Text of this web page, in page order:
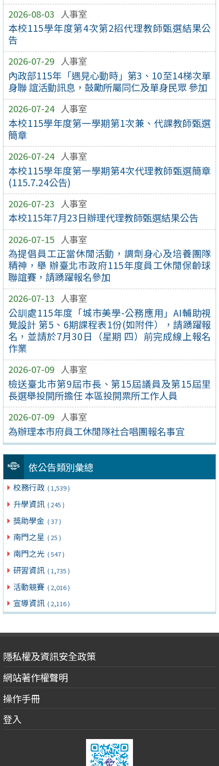
2026-08-03 人事室
本校115學年度第4次第2招代理教師甄選結果公
告
2026-07-29 人事室
內政部115年「遇見心動時」第3、10至14梯次單
身聯 誼活動訊息，鼓勵所屬同仁及單身民眾 參加
2026-07-24 人事室
本校115學年度第一學期第1次兼、代課教師甄選
簡章
2026-07-24 人事室
本校115學年度第一學期第4次代理教師甄選簡章
(115.7.24公告)
2026-07-23 人事室
本校115年7月23日辦理代理教師甄選結果公告
2026-07-15 人事室
為提倡員工正當休閒活動，調劑身心及培養團隊
精神，舉 辦臺北市政府115年度員工休閒保齡球
聯誼賽，請踴躍報名參加
2026-07-13 人事室
公訓處115年度「城市美學-公務應用」AI輔助視
覺設計 第5、6期課程表1份(如附件），請踴躍報
名，並請於7月30日（星期 四）前完成線上報名
作業
2026-07-09 人事室
檢送臺北市第9屆市長、第15屆議員及第15屆里
長選舉投開所擔任 本區投開票所工作人員
2026-07-09 人事室
為辦理本市府員工休閒隊社合唱團報名事宜
依公告類別彙總
校務行政 ( 1,539 )
升學資訊 ( 245 )
獎助學金 ( 37 )
南門之星 ( 25 )
南門之光 ( 547 )
研習資訊 ( 1,735 )
活動競賽 ( 2,016 )
宣導資訊 ( 2,116 )
隱私權及資訊安全政策
網站著作權聲明
操作手冊
登入